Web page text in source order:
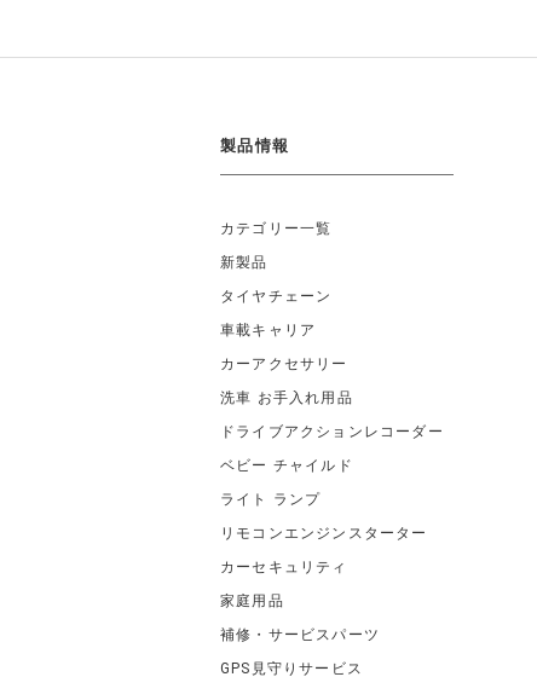
製品情報
カテゴリー一覧
新製品
タイヤチェーン
車載キャリア
カーアクセサリー
洗車 お手入れ用品
ドライブアクションレコーダー
ベビー チャイルド
ライト ランプ
リモコンエンジンスターター
カーセキュリティ
家庭用品
補修・サービスパーツ
GPS見守りサービス